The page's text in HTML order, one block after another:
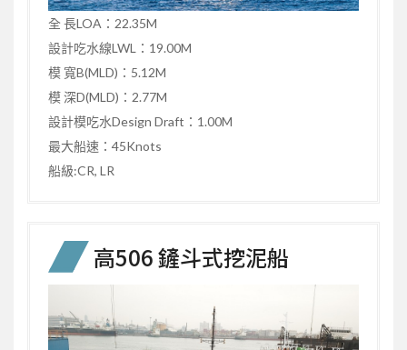
全 長LOA：22.35M
設計吃水線LWL：19.00M
模 寬B(MLD)：5.12M
模 深D(MLD)：2.77M
設計模吃水Design Draft：1.00M
最大船速：45Knots
船級:CR, LR
高506 鏟斗式挖泥船